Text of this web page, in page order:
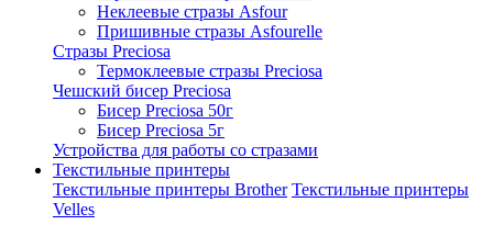
Неклеевые стразы Asfour
Пришивные стразы Asfourelle
Стразы Preciosa
Термоклеевые стразы Preciosa
Чешский бисер Preciosa
Бисер Preciosa 50г
Бисер Preciosa 5г
Устройства для работы со стразами
Текстильные принтеры
Текстильные принтеры Brother Текстильные принтеры
Velles